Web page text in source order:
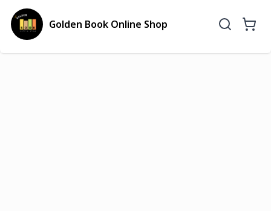
Golden Book Online Shop